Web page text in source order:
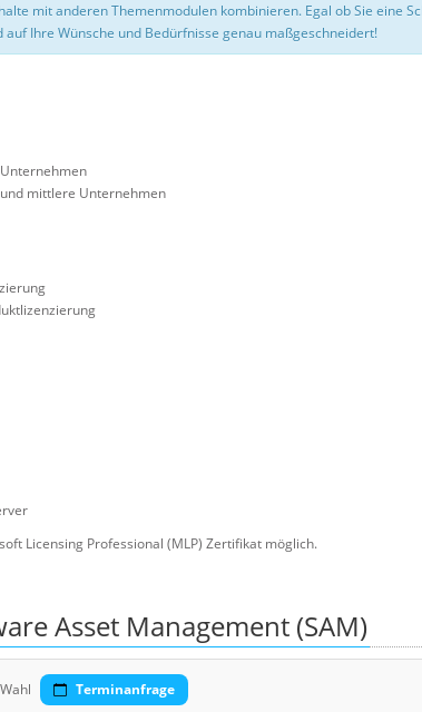
mit anderen Themenmodulen kombinieren. Egal ob Sie eine
Ihre Wünsche und Bedürfnisse genau maßgeschneidert!
mittlere Unternehmen
Licensing Professional (MLP) Zertifikat möglich.
Asset Management (SAM)
Terminanfrage